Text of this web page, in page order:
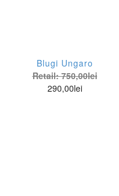
Blugi Ungaro
Retail:750,00lei
290,00lei